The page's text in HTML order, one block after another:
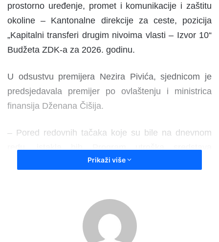
prostorno uređenje, promet i komunikacije i zaštitu
okoline – Kantonalne direkcije za ceste, pozicija
„Kapitalni transferi drugim nivoima vlasti – Izvor 10“
Budžeta ZDK-a za 2026. godinu.
U odsustvu premijera Nezira Pivića, sjednicom je
predsjedavala premijer po ovlaštenju i ministrica
finansija Dženana Čišija.
– Pored redovnih tačaka koje su bile na dnevnom
Ministarstva za prostorno uređenje, promet i
Vladi je dostavljena Odluka o odobravanju
sredstava po Javnom pozivu za realizaciju
programa, projekata i srodnih aktivnosti iz oblasti
Prikaži više